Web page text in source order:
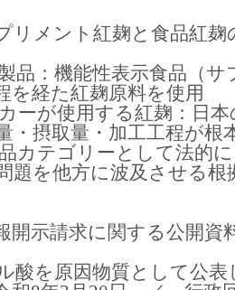
リメント紅麹と食品紅麹
品：機能性表示食品（
を経た紅麹原料を使用
ーが使用する紅麹：日
・摂取量・加工工程が根
品カテゴリーとして法的
題を他方に波及させる根
開示請求に関する公開資
を原因物質として公表